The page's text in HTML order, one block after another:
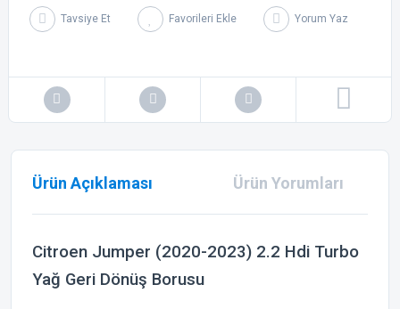
Tavsiye Et Yorum Yaz
Ürün Açıklaması Ürün Yorumları
Citroen Jumper (2020-2023) 2.2 Hdi Turbo
Yağ Geri Dönüş Borusu